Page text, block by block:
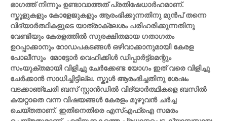
ഭാഗത്ത് നിന്നും ഉണ്ടാവാത്തത് പ്രതിഷേധാർഹമാണ്.
സ്കൂളുകളും കോളേജുകളും ആരംഭിക്കുന്നതിനു മുൻപ് തന്നെ
വിദ്യാർത്ഥികളുടെ യാത്രാക്ലേശം പരിഹരിക്കുന്നതിനു
വേണ്ടിയും കേരളത്തിൽ സുരക്ഷിതമായ ഗതാഗതം
ഉറപ്പാക്കാനും റോഡപകടങ്ങൾ ഒഴിവാക്കാനുമായി കേരള
പോലീസും മോട്ടോർ വെഹിക്കിൾ ഡിപ്പാർട്ട്മെന്റും
സംയുക്തമായി വിളിച്ചു ചേർക്കേണ്ട യോഗം ഇത് വരെ വിളിച്ചു
ചേർക്കാൻ സാധിച്ചിട്ടില്ല. സ്കൂൾ ആരംഭിച്ചതിനു ശേഷം
വടക്കാഞ്ചേരി ബസ് സ്റ്റാൻഡിൽ വിദ്യാർത്ഥികളെ ബസിൽ
കയറ്റാതെ വന്ന വിഷയങ്ങൾ കേരളം മുഴുവൻ ചർച്ച
ചെയ്തതാണ്. ഇതിനെതിരെ എസ്എഫ്ഐ സമരം